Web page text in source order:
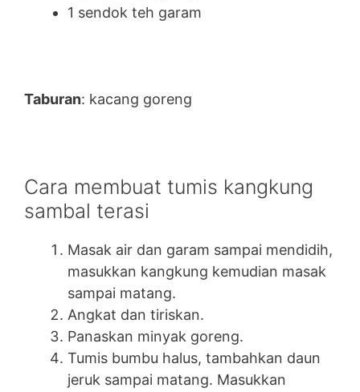
1 sendok teh garam
Taburan: kacang goreng
Cara membuat tumis kangkung
sambal terasi
Masak air dan garam sampai mendidih,
masukkan kangkung kemudian masak
sampai matang.
Angkat dan tiriskan.
Panaskan minyak goreng.
Tumis bumbu halus, tambahkan daun
jeruk sampai matang. Masukkan